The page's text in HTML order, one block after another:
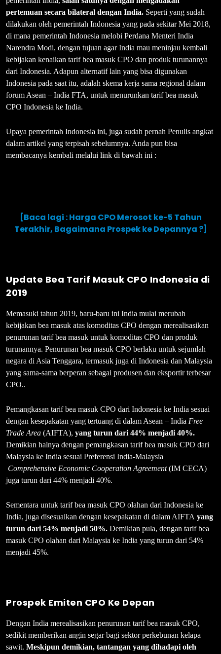
pertemuan secara bilateral dengan India. Seperti yang sudah
dilakukan oleh pemerintah Indonesia yang pada sekitar Mei 2018,
di mana pemerintah Indonesia melobi Perdana Menteri India
Narendra Modi, dengan tujuan agar India mau meninjau kembali
kebijakan kenaikan tarif bea masuk CPO dan produk turunannya
dari Indonesia. Adapun alternatif lain yang bisa digunakan
Indonesia pada saat itu, adalah skema kerja sama regional dalam
forum Asean – India FTA, untuk menurunkan tarif bea masuk
CPO Indonesia ke India.
Upaya pemerintah Indonesia ini, juga sudah pernah Penulis angkat
dalam artikel yang terpisah sebelumnya. Anda pun bisa
membacanya kembali melalui link di bawah ini :
[Baca lagi : Harga CPO Merosot ke-5 Tahun
Terakhir, Bagaimana Prospek ke Depannya ?]
Update Bea Tarif Masuk CPO Indonesia di
2019
Memasuki tahun 2019, baru-baru ini India mulai merubah
kebijakan bea masuk atas komoditas CPO dengan merealisasikan
penurunan tarif bea masuk untuk komoditas CPO dan produk
turunannya. Penurunan bea masuk CPO berlaku untuk sejumlah
negara di Asia Tenggara, termasuk juga di Indonesia dan Malaysia
yang sama-sama berperan sebagai produsen dan eksportir terbesar
CPO..
Pemangkasan tarif bea masuk CPO dari Indonesia ke India sesuai
dengan kesepakatan yang tertuang di dalam Asean – India Free
Trade Area (AIFTA), yang turun dari 44% menjadi 40%.
Demikian halnya dengan pemangkasan tarif bea masuk CPO dari
Malaysia ke India sesuai Preferensi India-Malaysia
Comprehensive Economic Cooperation Agreement(IM CECA)
juga turun dari 44% menjadi 40%.
Sementara untuk tarif bea masuk CPO olahan dari Indonesia ke
India, juga disesuaikan dengan kesepakatan di dalam AIFTA yang
turun dari 54% menjadi 50%. Demikian pula, dengan tarif bea
masuk CPO olahan dari Malaysia ke India yang turun dari 54%
menjadi 45%.
Prospek Emiten CPO Ke Depan
Dengan India merealisasikan penurunan tarif bea masuk CPO,
sedikit memberikan angin segar bagi sektor perkebunan kelapa
sawit. Meskipun demikian, tantangan yang dihadapi oleh